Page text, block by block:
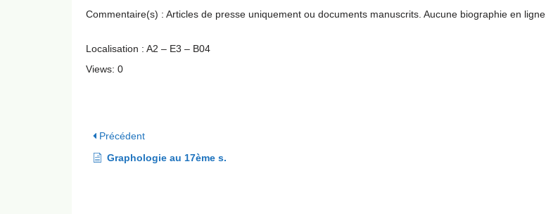
Commentaire(s) : Articles de presse uniquement ou documents manuscrits. Aucune biographie en ligne.
Localisation : A2 – E3 – B04
Views: 0
Précédent
Graphologie au 17ème s.